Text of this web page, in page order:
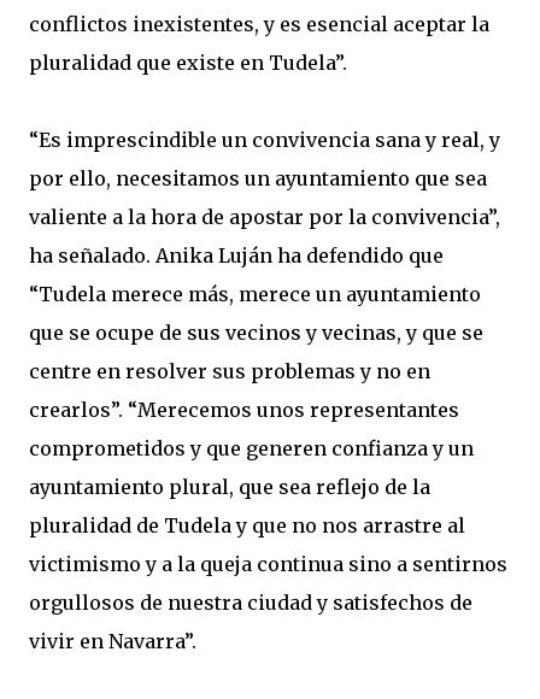
conflictos inexistentes, y es esencial aceptar la
pluralidad que existe en Tudela”.
“Es imprescindible un convivencia sana y real, y
por ello, necesitamos un ayuntamiento que sea
valiente a la hora de apostar por la convivencia”,
ha señalado. Anika Luján ha defendido que
“Tudela merece más, merece un ayuntamiento
que se ocupe de sus vecinos y vecinas, y que se
centre en resolver sus problemas y no en
crearlos”. “Merecemos unos representantes
comprometidos y que generen confianza y un
ayuntamiento plural, que sea reflejo de la
pluralidad de Tudela y que no nos arrastre al
victimismo y a la queja continua sino a sentirnos
orgullosos de nuestra ciudad y satisfechos de
vivir en Navarra”.